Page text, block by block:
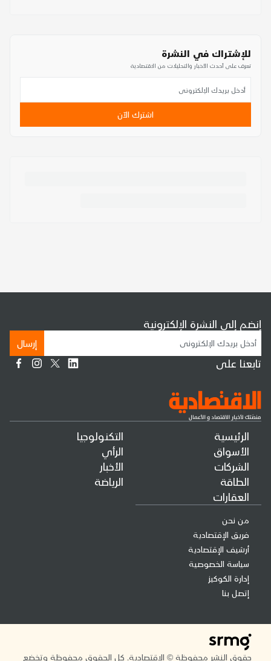
للإشتراك في النشرة
تعرف على أحدث الأخبار والتحليلات من الاقتصادية
اشترك الآن
الرئيسية
الأسواق
الشركات
الطاقة
العقارات
التكنولوجيا
الرأي
الأخبار
الرياضة
من نحن
فريق الإقتصادية
أرشيف الإقتصادية
سياسة الخصوصية
إدارة الكوكيز
إتصل بنا
إنضم إلى النشرة الإلكترونية
إرسال
تابعنا على
حقوق النشر محفوظة © الاقتصادية. كل الحقوق محفوظة وتخضع